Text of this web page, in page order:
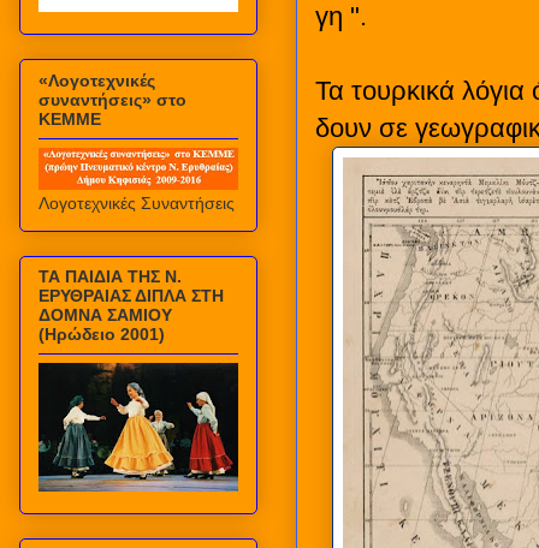
γη ".
Τα τουρκικά
δουν σε
«Λογοτεχνικές
συναντήσεις» στο
ΚΕΜΜΕ
Λογοτεχνικές Συναντήσεις
ΤΑ ΠΑΙΔΙΑ ΤΗΣ Ν.
ΕΡΥΘΡΑΙΑΣ ΔΙΠΛΑ ΣΤΗ
ΔΟΜΝΑ ΣΑΜΙΟΥ
(Ηρώδειο 2001)